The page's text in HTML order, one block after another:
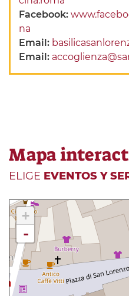
Facebook:
na
Email:
Email:
Mapa
ELIGE EVENTOS Y
+
-